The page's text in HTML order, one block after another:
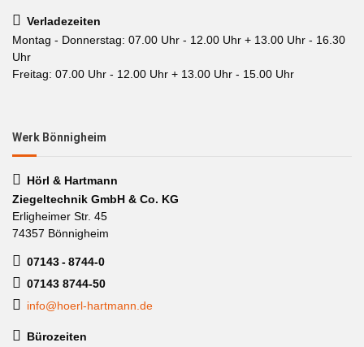
Verladezeiten
Montag - Donnerstag: 07.00 Uhr - 12.00 Uhr + 13.00 Uhr - 16.30
Uhr
Freitag: 07.00 Uhr - 12.00 Uhr + 13.00 Uhr - 15.00 Uhr
Werk Bönnigheim
Hörl & Hartmann
Ziegeltechnik GmbH & Co. KG
Erligheimer Str. 45
74357 Bönnigheim
07143 - 8744-0
07143 8744-50
info@hoerl-hartmann.de
Bürozeiten